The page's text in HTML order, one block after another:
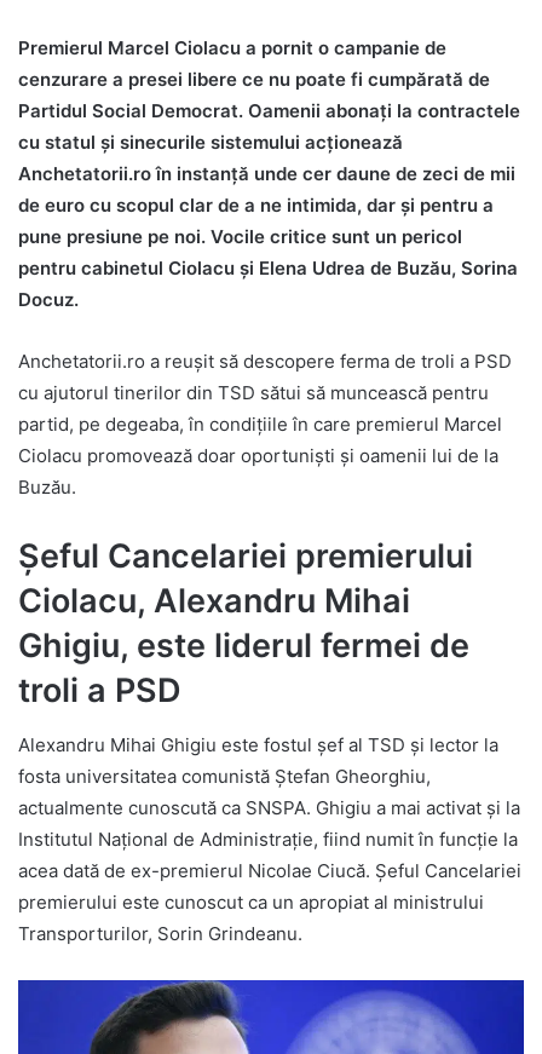
Premierul Marcel Ciolacu a pornit o campanie de
cenzurare a presei libere ce nu poate fi cumpărată de
Partidul Social Democrat. Oamenii abonați la contractele
cu statul și sinecurile sistemului acționează
Anchetatorii.ro în instanță unde cer daune de zeci de mii
de euro cu scopul clar de a ne intimida, dar și pentru a
pune presiune pe noi. Vocile critice sunt un pericol
pentru cabinetul Ciolacu și Elena Udrea de Buzău, Sorina
Docuz.
Anchetatorii.ro a reușit să descopere ferma de troli a PSD
cu ajutorul tinerilor din TSD sătui să muncească pentru
partid, pe degeaba, în condițiile în care premierul Marcel
Ciolacu promovează doar oportuniști și oamenii lui de la
Buzău.
Șeful Cancelariei premierului
Ciolacu, Alexandru Mihai
Ghigiu, este liderul fermei de
troli a PSD
Alexandru Mihai Ghigiu este fostul șef al TSD și lector la
fosta universitatea comunistă Ștefan Gheorghiu,
actualmente cunoscută ca SNSPA. Ghigiu a mai activat și la
Institutul Național de Administrație, fiind numit în funcție la
acea dată de ex-premierul Nicolae Ciucă. Șeful Cancelariei
premierului este cunoscut ca un apropiat al ministrului
Transporturilor, Sorin Grindeanu.